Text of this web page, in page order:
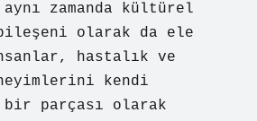
zamanda kültürel
olarak da ele
hastalık ve
kendi
parçası olarak